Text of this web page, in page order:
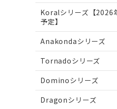
Koralシリーズ【2026
予定】
Anakondaシリーズ
Tornadoシリーズ
Dominoシリーズ
Dragonシリーズ